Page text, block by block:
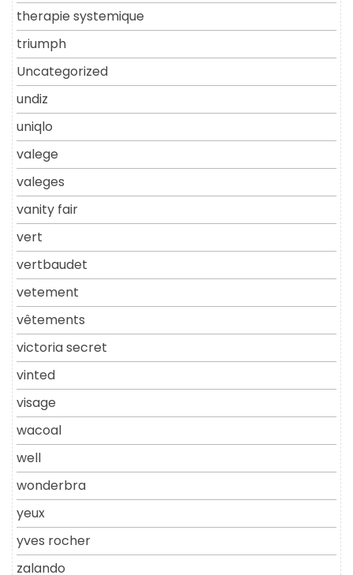
therapie systemique
triumph
Uncategorized
undiz
uniqlo
valege
valeges
vanity fair
vert
vertbaudet
vetement
vêtements
victoria secret
vinted
visage
wacoal
well
wonderbra
yeux
yves rocher
zalando